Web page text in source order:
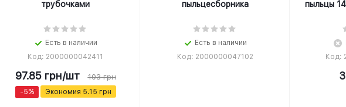
трубочками
Есть в наличии
Код: 2000000042411
97.85грн/шт 103грн
-5% Экономия 5.15 грн
пыльцесборника
Есть в наличии
Код: 2000000047102
пыльцы
Код: